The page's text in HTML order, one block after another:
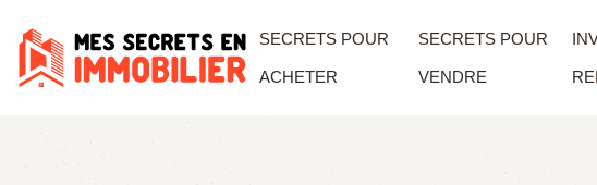
SECRETS POUR
ACHETER
SECRETS POUR
VENDRE